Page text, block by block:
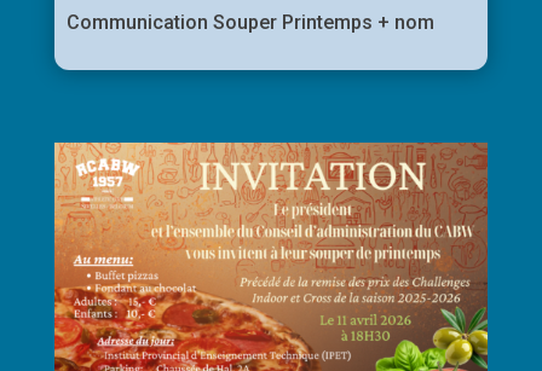
Communication Souper Printemps + nom